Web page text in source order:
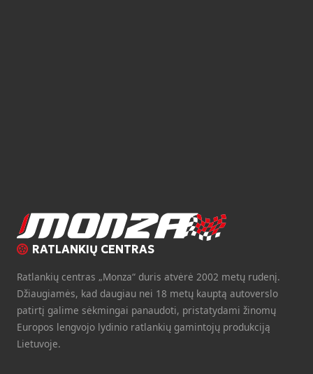
RATLANKIŲ CENTRAS
Ratlankių centras „Monza“ duris atvėrė 2002 metų rudenį.
Džiaugiamės, kad daugiau nei 18 metų kauptą autoverslo
patirtį galime sėkmingai panaudoti, pristatydami žinomų
Europos lengvojo lydinio ratlankių gamintojų produkciją
Lietuvoje.